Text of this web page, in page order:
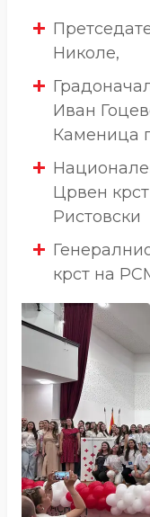
Николе,
Иван
Каменица
Црвен
Ристовски
крст на